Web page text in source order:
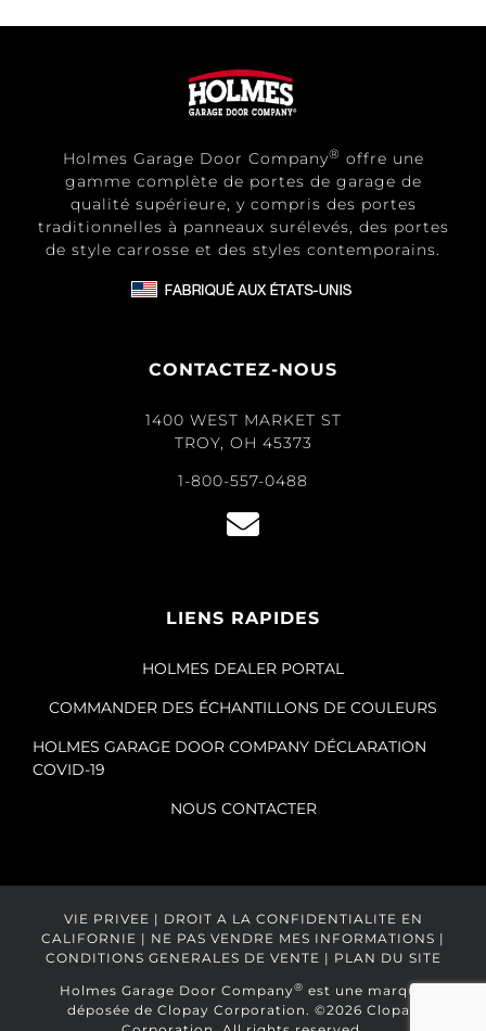
Holmes Garage Door Company® offre une
gamme complète de portes de garage de
qualité supérieure, y compris des portes
traditionnelles à panneaux surélevés, des portes
de style carrosse et des styles contemporains.
CONTACTEZ-NOUS
1400 WEST MARKET ST
TROY, OH 45373
1-800-557-0488
LIENS RAPIDES
HOLMES DEALER PORTAL
COMMANDER DES ÉCHANTILLONS DE COULEURS
HOLMES GARAGE DOOR COMPANY DÉCLARATION
COVID-19
NOUS CONTACTER
VIE PRIVEE | DROIT A LA CONFIDENTIALITE EN
CALIFORNIE | NE PAS VENDRE MES INFORMATIONS |
CONDITIONS GENERALES DE VENTE | PLAN DU SITE
Holmes Garage Door Company® est une marque
déposée de Clopay Corporation. ©2026 Clopay